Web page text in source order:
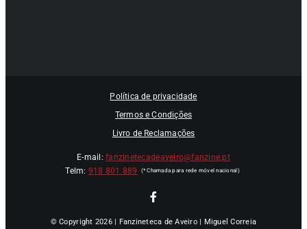
Política de privacidade
Termos e Condições
Livro de Reclamações
E-mail:fanzinetecadeaveiro@fanzine.pt
Telm: 918 801 889
© Copyright 2026 | Fanzineteca de Aveiro | Miguel Correia